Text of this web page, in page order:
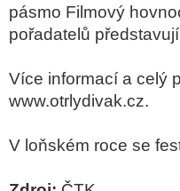
pásmo Filmový
pořadatelů
Více informací a celý
www.otrlydivak.cz.
V loňském roce se